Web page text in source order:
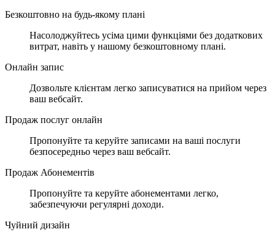
Безкоштовно на будь-якому плані
Насолоджуйтесь усіма цими функціями без додаткових
витрат, навіть у нашому безкоштовному плані.
Онлайн запис
Дозвольте клієнтам легко записуватися на прийом через
ваш вебсайт.
Продаж послуг онлайн
Пропонуйте та керуйте записами на ваші послуги
безпосередньо через ваш вебсайт.
Продаж Абонементів
Пропонуйте та керуйте абонементами легко,
забезпечуючи регулярні доходи.
Чуйний дизайн